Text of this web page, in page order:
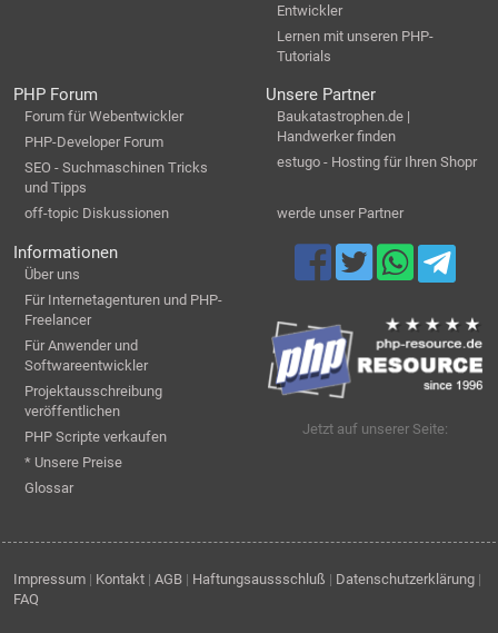
Entwickler
Lernen mit unseren PHP-
Tutorials
PHP Forum
Forum für Webentwickler
PHP-Developer Forum
SEO - Suchmaschinen Tricks
und Tipps
off-topic Diskussionen
Unsere Partner
Baukatastrophen.de |
Handwerker finden
estugo - Hosting für Ihren Shopr
werde unser Partner
Informationen
Über uns
Für Internetagenturen und PHP-
Freelancer
Für Anwender und
Softwareentwickler
Projektausschreibung
veröffentlichen
PHP Scripte verkaufen
* Unsere Preise
Glossar
Jetzt auf unserer Seite:
Impressum | Kontakt | AGB | Haftungsaussschluß | Datenschutzerklärung |
FAQ